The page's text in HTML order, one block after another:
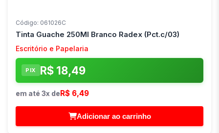
Código: 061026C
Tinta Guache 250Ml Branco Radex (Pct.c/03)
Escritório e Papelaria
PIX R$ 18,49
em até 3x deR$ 6,49
Adicionar ao carrinho